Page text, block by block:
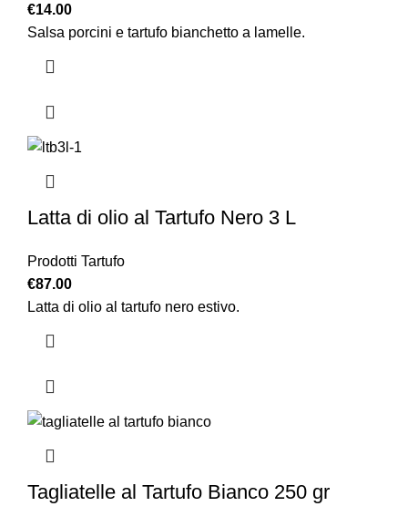
€14.00
Salsa porcini e tartufo bianchetto a lamelle.
Latta di olio al Tartufo Nero 3 L
Prodotti Tartufo
€87.00
Latta di olio al tartufo nero estivo.
Tagliatelle al Tartufo Bianco 250 gr